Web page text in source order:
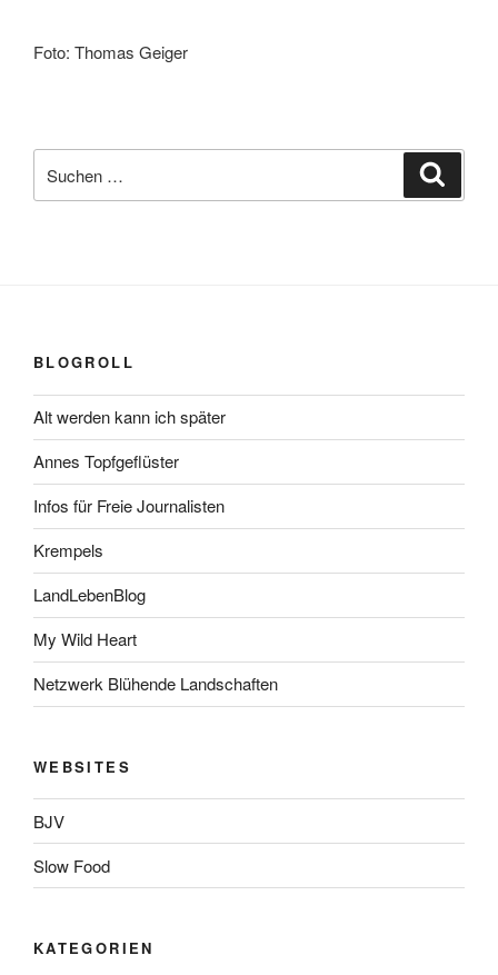
Foto: Thomas Geiger
nach:
BLOGROLL
Alt werden kann ich später
Annes Topfgeflüster
Infos für Freie Journalisten
Krempels
LandLebenBlog
My Wild Heart
Netzwerk Blühende Landschaften
WEBSITES
BJV
Slow Food
KATEGORIEN